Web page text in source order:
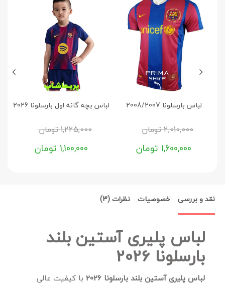
لباس بارسلونا 2008/2007
2,010,000تومان
1,600,000 تومان
لباس بچه گانه اول بارسلونا 2026
1,225,000تومان
1,100,000 تومان
نقد و بررسی خصوصیات نظرات (3)
لباس پلیری آستین بلند
بارسلونا 2026
لباس پلیری آستین بلند بارسلونا 2026
با کیفیت عالی